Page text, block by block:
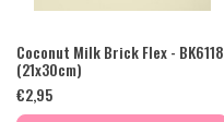
Coconut Milk Brick Flex - BK6118
(21x30cm)
€2,95